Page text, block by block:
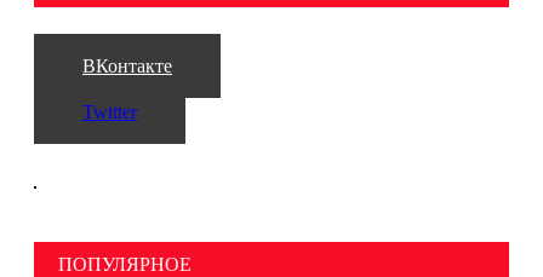
ВКонтакте
Twitter
ПОПУЛЯРНОЕ